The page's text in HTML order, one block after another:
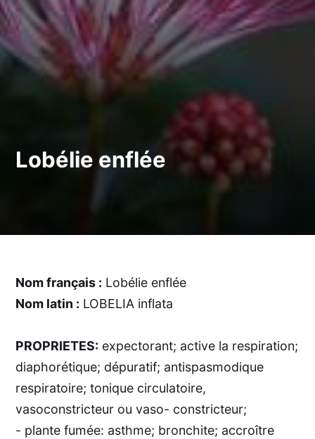
Lobélie enflée
Nom français : Lobélie enflée
Nom latin : LOBELIA inflata
PROPRIETES: expectorant; active la respiration;
diaphorétique; dépuratif; antispasmodique
respiratoire; tonique circulatoire,
vasoconstricteur ou vaso- constricteur;
- plante fumée: asthme; bronchite; accroître